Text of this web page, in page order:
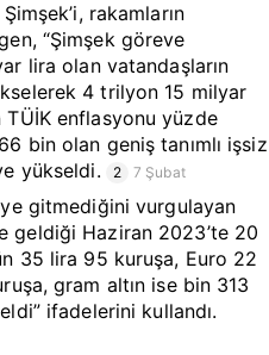
rakamların
“Şimşek göreve
lira olan vatandaşların
4 trilyon 15 milyar
TÜİK enflasyonu yüzde
bin olan geniş tanımlı işsiz
yükseldi.
2 7 Şubat
gitmediğini vurgulayan
geldiği Haziran 2023’te 20
35 lira 95 kuruşa, Euro 22
gram altın ise bin 313
ifadelerini kullandı.